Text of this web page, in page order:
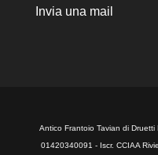
Invia una mail
Antico Frantoio Tavian di
01420340091 - Iscr. CCIAA